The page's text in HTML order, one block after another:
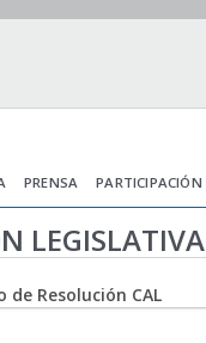
PRENSA PARTICIPACIÓN
LEGISLATIVA
de Resolución CAL